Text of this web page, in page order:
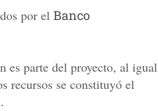
por el Banco
es parte del proyecto, al igual
recursos se constituyó el